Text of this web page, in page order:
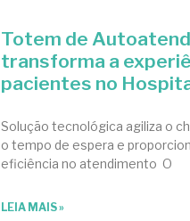
Totem de
transforma a
pacientes no
Solução tecnológica agiliza o
o tempo de espera e
eficiência no atendimento O
LEIA MAIS »